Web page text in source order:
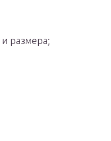
размера;